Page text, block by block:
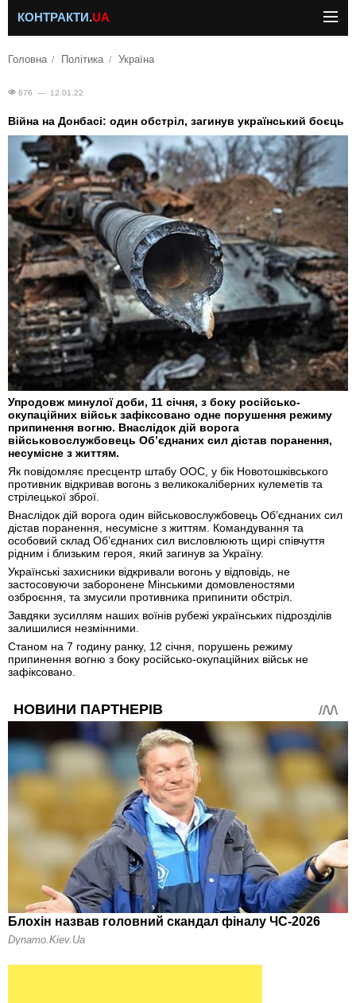
КОНТРАКТИ.UA
Головна Політика Україна
676 — 12.01.22
Війна на Донбасі: один обстріл, загинув український боєць
Упродовж минулої доби, 11 січня, з боку російсько-
окупаційних військ зафіксовано одне порушення режиму
припинення вогню. Внаслідок дій ворога
військовослужбовець Об’єднаних сил дістав поранення,
несумісне з життям.
Як повідомляє пресцентр штабу ООС, у бік Новотошківського
противник відкривав вогонь з великокаліберних кулеметів та
стрілецької зброї.
Внаслідок дій ворога один військовослужбовець Об’єднаних сил
дістав поранення, несумісне з життям. Командування та
особовий склад Об’єднаних сил висловлюють щирі співчуття
рідним і близьким героя, який загинув за Україну.
Українські захисники відкривали вогонь у відповідь, не
застосовуючи заборонене Мінськими домовленостями
озброєння, та змусили противника припинити обстріл.
Завдяки зусиллям наших воїнів рубежі українських підрозділів
залишилися незмінними.
Станом на 7 годину ранку, 12 січня, порушень режиму
припинення вогню з боку російсько-окупаційних військ не
зафіксовано.